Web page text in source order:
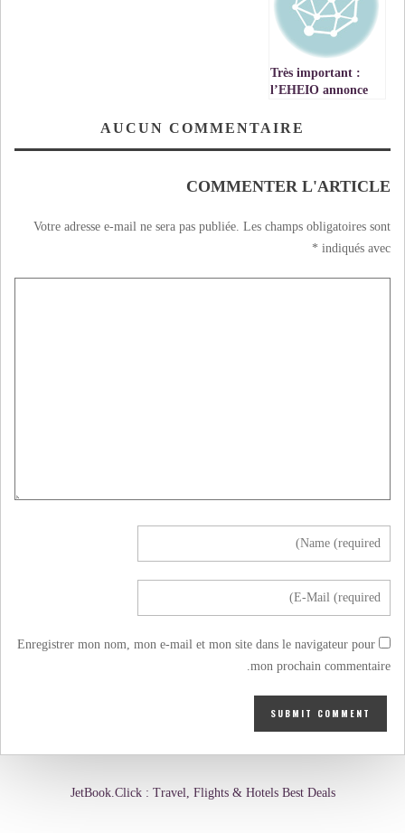
Très important :
l’EHEIO annonce
inscriptions pour
AUCUN COMMENTAIRE
COMMENTER L'ARTICLE
Votre adresse e-mail ne sera pas publiée. Les champs obligatoires sont
indiqués avec
*
Enregistrer mon nom, mon e-mail et mon site dans le navigateur pour
mon prochain commentaire.
JetBook.Click : Travel, Flights & Hotels Best Deals